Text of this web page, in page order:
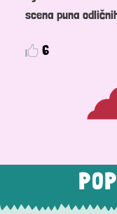
scena puna
6